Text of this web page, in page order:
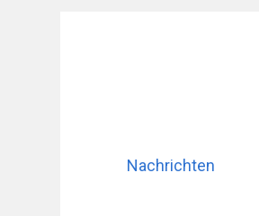
Nachrichten